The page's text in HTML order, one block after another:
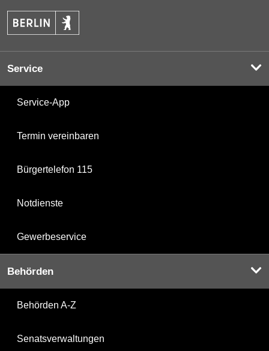
Service
Service-App
Termin vereinbaren
Bürgertelefon 115
Notdienste
Gewerbeservice
Behörden
Behörden A-Z
Senatsverwaltungen